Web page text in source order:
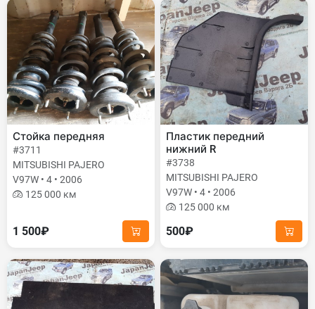
Стойка передняя
#3711
MITSUBISHI PAJERO
V97W • 4 • 2006
125 000 км
1 500₽
Пластик передний
нижний R
#3738
MITSUBISHI PAJERO
V97W • 4 • 2006
125 000 км
500₽